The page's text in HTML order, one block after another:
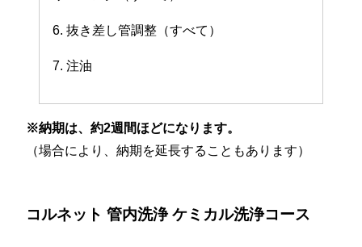
6. 抜き差し管調整（すべて）
7. 注油
※納期は、約2週間ほどになります。
（場合により、納期を延長することもあります）
コルネット 管内洗浄 ケミカル洗浄コース